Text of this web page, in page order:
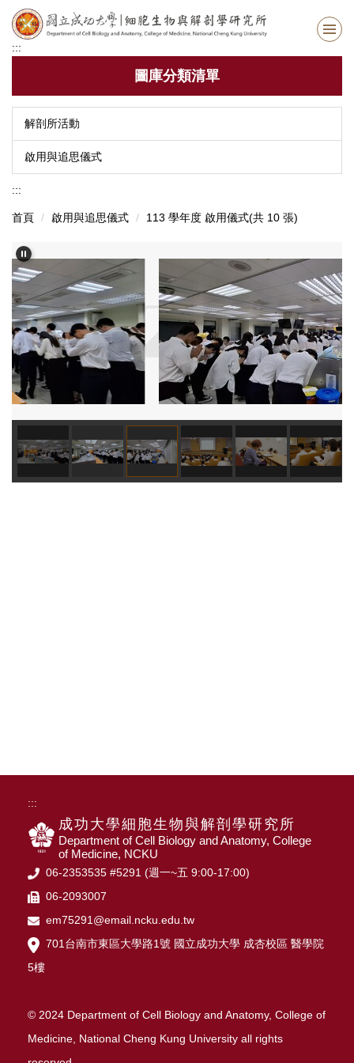
跳
到
主
容
區
:::
圖庫分類清單
解剖所活動
啟用與追思儀式
:::
首頁 啟用與追思儀式 113 學年度 啟用儀式(共 10 張)
:::
成功大學細胞生物與解剖學研究所
Department of Cell Biology and Anatomy, College
of Medicine, NCKU
06-2353535 #5291 (週一~五 9:00-17:00)
06-2093007
em75291@email.ncku.edu.tw
701台南市東區大學路1號 國立成功大學 成杏校區 醫學院
5樓
© 2024 Department of Cell Biology and Anatomy, College of
Medicine, National Cheng Kung University all rights